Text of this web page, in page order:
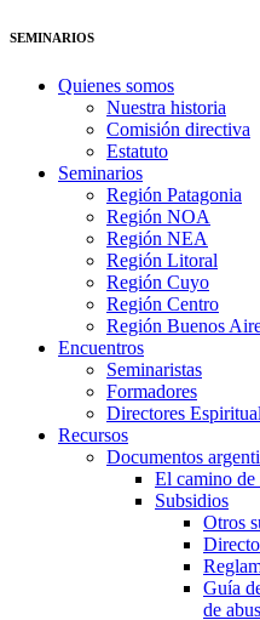
SEMINARIOS
Quienes somos
Nuestra historia
Comisión directiva
Estatuto
Seminarios
Región Patagonia
Región NOA
Región NEA
Región Litoral
Región Cuyo
Región Centro
Región Buenos
Encuentros
Seminaristas
Formadores
Directores
Recursos
Documentos
El camino
Subsidios
Otros
Guía
de